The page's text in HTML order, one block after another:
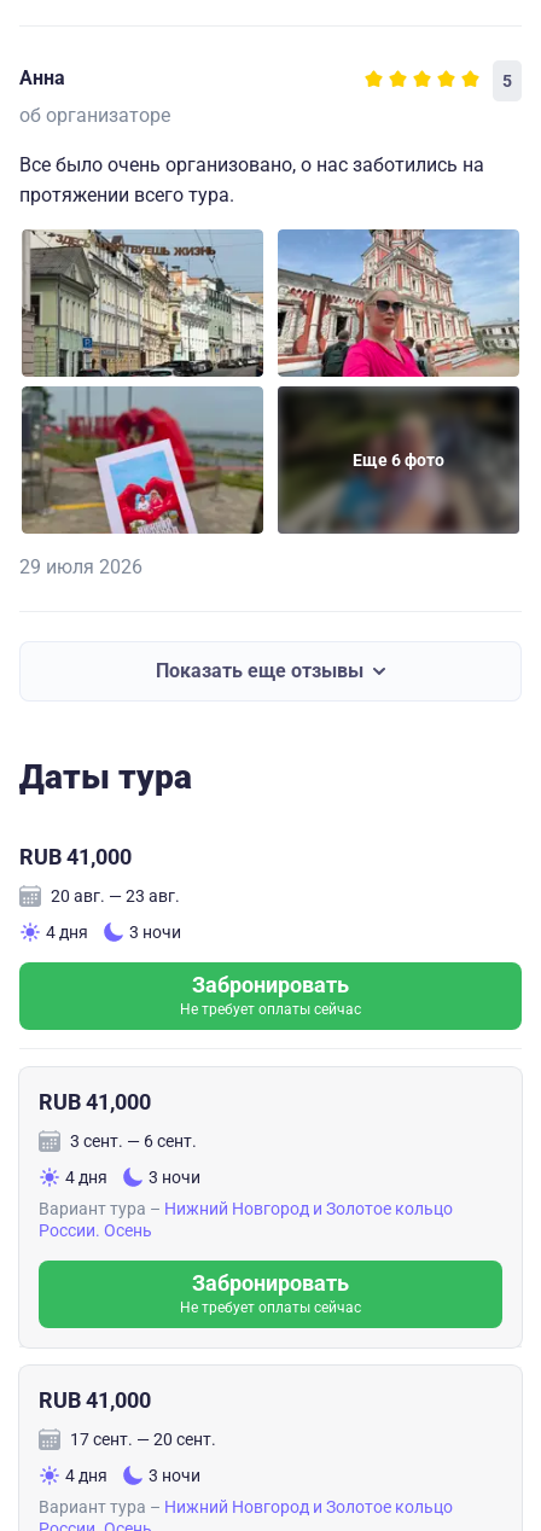
Анна 5
об организаторе
Все было очень организовано, о нас заботились на
протяжении всего тура.
Еще 6 фото
29 июля 2026
Показать еще отзывы
Даты тура
RUB 41,000
20 авг. — 23 авг.
4 дня
3 ночи
Забронировать
Не требует оплаты сейчас
RUB 41,000
3 сент. — 6 сент.
4 дня
3 ночи
Вариант тура – Нижний Новгород и Золотое кольцо
России. Осень
Забронировать
Не требует оплаты сейчас
RUB 41,000
17 сент. — 20 сент.
4 дня
3 ночи
Вариант тура – Нижний Новгород и Золотое кольцо